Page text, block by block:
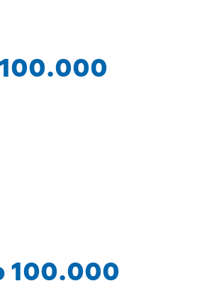
100.000